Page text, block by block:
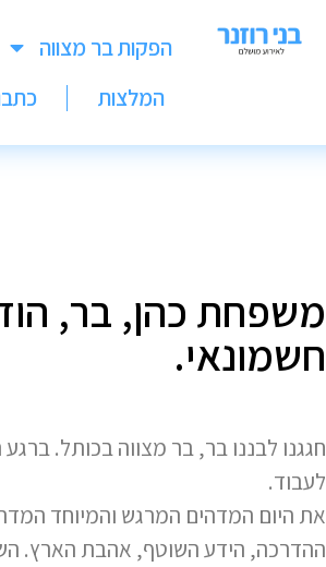
הפקות בר מצווה
המלצות
משפחת כהן, בר,
חשמונאי.
חגגנו לבננו בר, בר מצווה בכותל.
לעבוד.
את היום המדהים המרגש והמיוחד
ההדרכה, הידע השוטף, אהבת הארץ.